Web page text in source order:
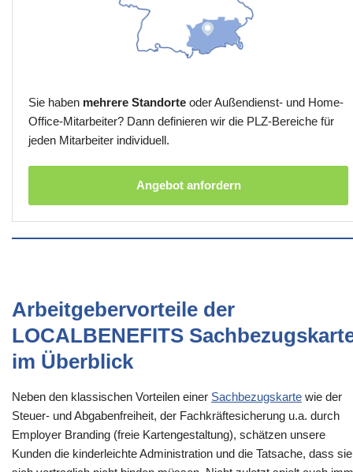
Sie haben mehrere Standorte oder Außendienst- und Home-
Office-Mitarbeiter? Dann definieren wir die PLZ-Bereiche für
jeden Mitarbeiter individuell.
Angebot anfordern
Arbeitgebervorteile der
LOCALBENEFITS
im Überblick
Neben den klassischen Vorteilen einer Sachbezugskarte wie der
Steuer- und Abgabenfreiheit, der Fachkräftesicherung u.a. durch
Employer Branding (freie Kartengestaltung), schätzen unsere
Kunden die kinderleichte Administration und die Tatsache, dass sie